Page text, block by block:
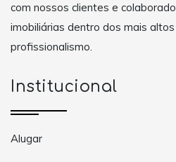
com nossos clientes e
imobiliárias dentro dos mais
profissionalismo.
Institucional
Alugar